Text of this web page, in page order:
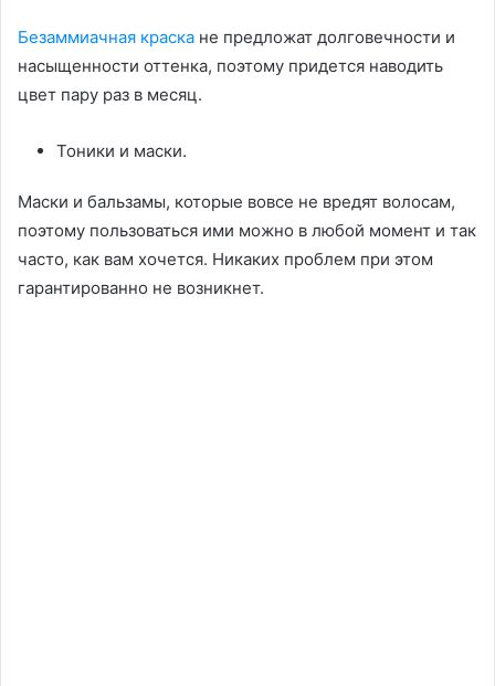
Безаммиачная краска не предложат долговечности и
насыщенности оттенка, поэтому придется наводить
цвет пару раз в месяц.
Тоники и маски.
Маски и бальзамы, которые вовсе не вредят волосам,
поэтому пользоваться ими можно в любой момент и так
часто, как вам хочется. Никаких проблем при этом
гарантированно не возникнет.